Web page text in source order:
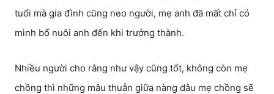
tuổi mà gia đình cũng neo người, mẹ anh đã mất chỉ có
mình bố nuôi anh đến khi trưởng thành.
Nhiều người cho rằng như vậy cũng tốt, không còn mẹ
chồng thì những mâu thuẫn giữa nàng dâu mẹ chồng sẽ